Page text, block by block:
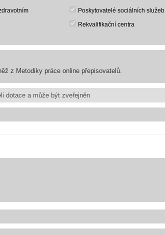
Poskytovatelé sociálních služeb
Rekvalifikační centra
z Metodiky práce online přepisovatelů.